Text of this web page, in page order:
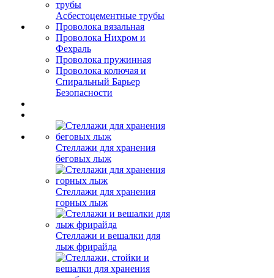
Асбестоцементные трубы
Проволока вязальная
Проволока Нихром и
Фехраль
Проволока пружинная
Проволока колючая и
Спиральный Барьер
Безопасности
Стеллажи для хранения
беговых лыж
Стеллажи для хранения
горных лыж
Стеллажи и вешалки для
лыж фрирайда